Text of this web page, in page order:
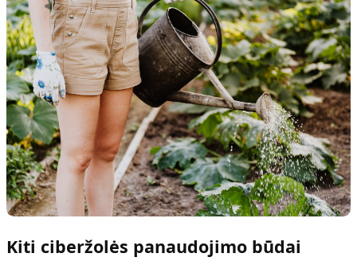
Kiti ciberžolės panaudojimo būdai